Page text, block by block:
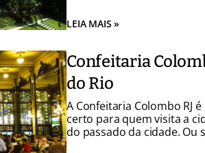
cidade e, a piscina do
LEIA MAIS »
Confeitaria
do Rio
A Confeitaria Colombo RJ
certo para quem visita a
do passado da cidade. Ou